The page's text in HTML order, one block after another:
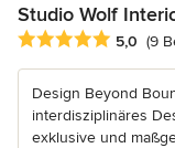
Studio Wolf
Durchschnittliche
5,0 (9
Design Beyond
interdisziplinäres
exklusive und